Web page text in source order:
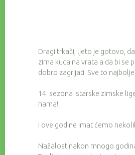
Dragi trkači, ljeto je gotovo,
zima kuca na vrata a da bi se
dobro zagrijati. Sve to
14. sezona istarske zimske
nama!
I ove godine imat ćemo
Nažalost nakon mnogo